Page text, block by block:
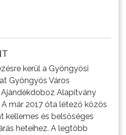
kerül a Gyöngyösi
Gyöngyös Város
Alapítvány
már 2017 óta létező közös
kellemes és belsőséges
heteihez. A legtöbb